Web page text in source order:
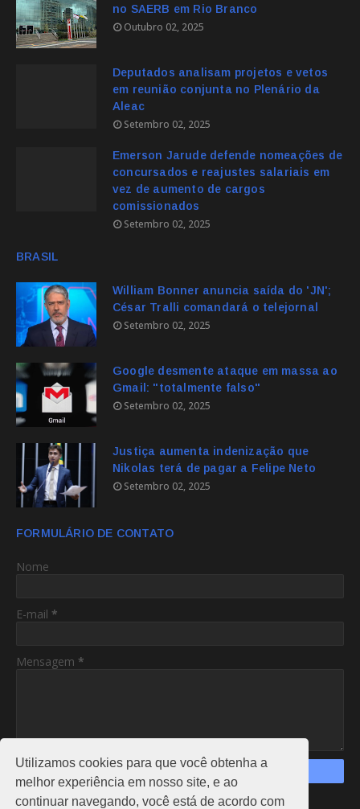
Utilizamos cookies para que você obtenha a
melhor experiência em nosso site, e ao
continuar navegando, você está de acordo com
no SAERB em Rio Branco
Outubro 02, 2025
Deputados analisam projetos e vetos
em reunião conjunta no Plenário da
Aleac
Setembro 02, 2025
Emerson Jarude defende nomeações de
concursados e reajustes salariais em
vez de aumento de cargos
comissionados
Setembro 02, 2025
BRASIL
William Bonner anuncia saída do 'JN';
César Tralli comandará o telejornal
Setembro 02, 2025
Google desmente ataque em massa ao
Gmail: "totalmente falso"
Setembro 02, 2025
Justiça aumenta indenização que
Nikolas terá de pagar a Felipe Neto
Setembro 02, 2025
FORMULÁRIO DE CONTATO
Nome
E-mail *
Mensagem *